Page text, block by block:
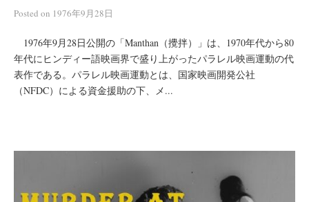
Posted on 1976年9月28日
1976年9月28日公開の「Manthan（攪拌）」は、1970年代から80
年代にヒンディー語映画界で盛り上がったパラレル映画運動の代
表作である。パラレル映画運動とは、国家映画開発公社
（NFDC）による資金援助の下、メ...